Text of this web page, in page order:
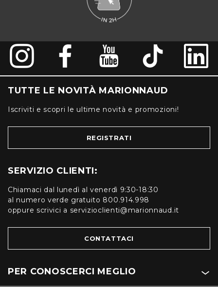
TUTTE LE NOVITÀ MARIONNAUD
Iscriviti e scopri le ultime novità e promozioni!
REGISTRATI
SERVIZIO CLIENTI:
Chiamaci dal lunedì al venerdì 9:30-18:30
al numero verde gratuito 800.914.998
oppure scrivici a servizioclienti@marionnaud.it
CONTATTACI
PER CONOSCERCI MEGLIO